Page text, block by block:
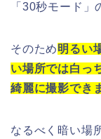
「30秒モード」
そのため明るい
い場所では白っ
綺麗に撮影でき
なるべく暗い場